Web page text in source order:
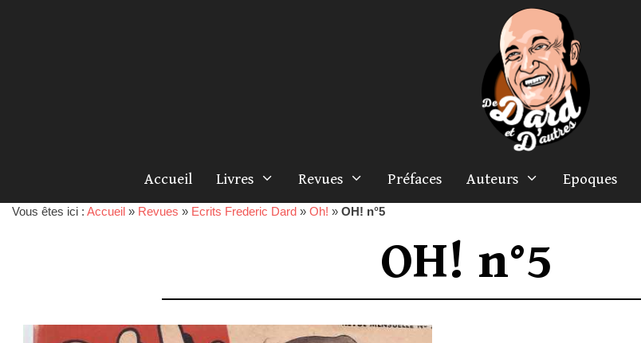
Accueil Livres Revues Préfaces Auteurs Epoques
Vous êtes ici : Accueil » Revues » Ecrits Frederic Dard » Oh! » OH! n°5
OH! n°5